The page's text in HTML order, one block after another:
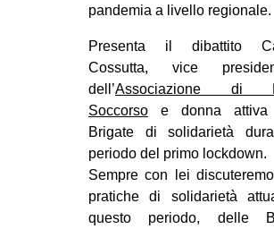
MUSICA
RECENSIONI
INTERNAZIONALE
AFRICA
AMERICHE
ESTREMO ORIENTE
EUROPA
pandemia a livello regionale.
Presenta il dibattito
Cossutta, vice
dell’Associazione di
Soccorso e donna attiva
Brigate di solidarietà
periodo del primo lockdown.
Sempre con lei
pratiche di solidarietà
questo periodo, delle